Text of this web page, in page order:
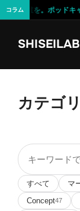
コラム
の道を。ポッドキャ
カテゴ
記
事
を
検
すべて マ
Concept47